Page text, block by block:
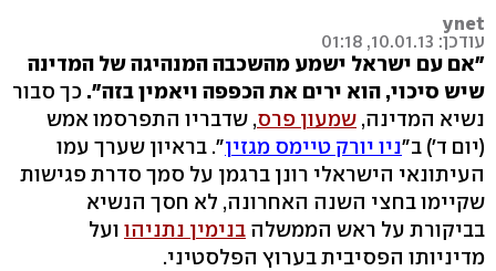
ynet
עודכן: 10.01.13, 01:18
"אם עם ישראל ישמע מהשכבה המנהיגה של המדינה
שיש סיכוי, הוא ירים את הכפפה ויאמין בזה". כך סבור
נשיא המדינה, שמעון פרס, שדבריו התפרסמו אמש
(יום ד') ב"ניו יורק טיימס מגזין". בראיון שערך עמו
העיתונאי הישראלי רונן ברגמן על סמך סדרת פגישות
שקיימו בחצי השנה האחרונה, לא חסך הנשיא
בביקורת על ראש הממשלה בנימין נתניהו ועל
מדיניותו הפסיבית בערוץ הפלסטיני.